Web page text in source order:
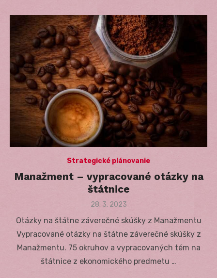
Strategické plánovanie
Manažment – vypracované otázky na
štátnice
Posted
28. 3. 2023
Otázky na štátne záverečné skúšky z Manažmentu
Vypracované otázky na štátne záverečné skúšky z
Manažmentu. 75 okruhov a vypracovaných tém na
štátnice z ekonomického predmetu …